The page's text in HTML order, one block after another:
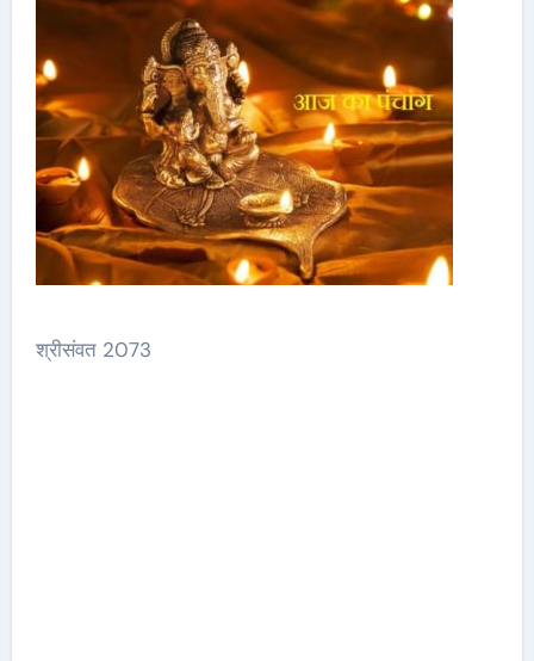
श्रीसंवत 2073